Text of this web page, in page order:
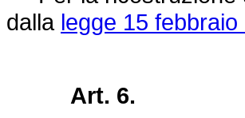
dalla legge 15
Art. 6.